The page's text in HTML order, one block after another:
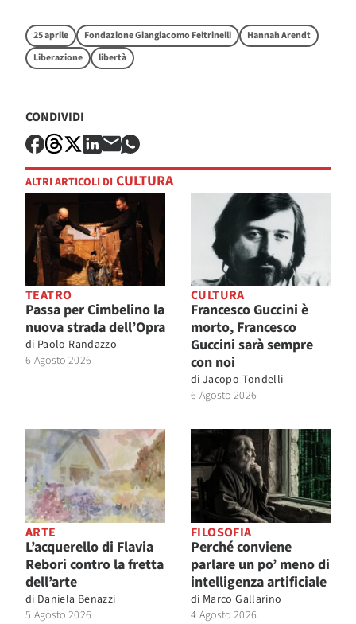
25 aprile Fondazione Giangiacomo Feltrinelli
Hannah Arendt
Liberazione
libertà
CONDIVIDI
ALTRI ARTICOLI DI CULTURA
TEATRO
Passa per Cimbelino la
nuova strada dell’Opra
di Paolo Randazzo
6 Agosto 2026
CULTURA
Francesco Guccini è
morto, Francesco
Guccini sarà sempre
con noi
di Jacopo Tondelli
6 Agosto 2026
ARTE
L’acquerello di Flavia
Rebori contro la fretta
dell’arte
di Daniela Benazzi
5 Agosto 2026
FILOSOFIA
Perché conviene
parlare un po’ meno di
intelligenza artificiale
di Marco Gallarino
4 Agosto 2026